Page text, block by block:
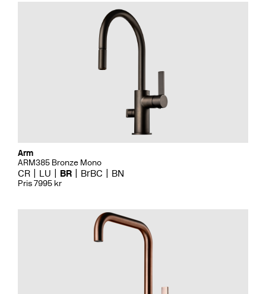
Arm
ARM385 Bronze Mono
CR LU BR BrBC BN
Pris 7995 kr